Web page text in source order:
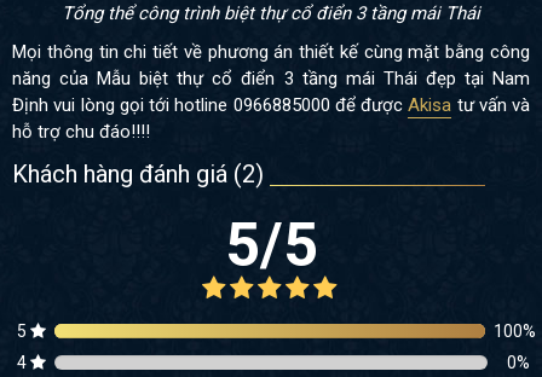
Tổng thể công trình biệt thự cổ điển 3 tầng mái Thái
Mọi thông tin chi tiết về phương án thiết kế cùng mặt bằng công
năng của Mẫu biệt thự cổ điển 3 tầng mái Thái đẹp tại Nam
Định vui lòng gọi tớihotline 0966885000 để đượcAkisa tư vấn và
hỗ trợ chu đáo!!!!
Khách hàng đánh giá (2)
5/5
5 100%
4
0%